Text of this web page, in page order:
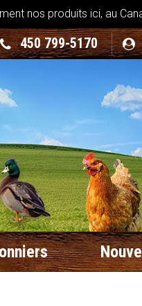
nos produits ici, au
450 799-5170